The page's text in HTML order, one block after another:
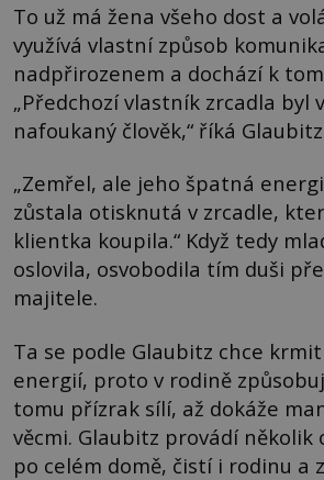
To už má žena všeho dost a
využívá vlastní způsob
nadpřirozenem a dochází k
„Předchozí vlastník zrcadla byl
nafoukaný člověk,“ říká
„Zemřel, ale jeho špatná
zůstala otisknutá v zrcadle,
klientka koupila.“ Když tedy
oslovila, osvobodila tím duši
majitele.
Ta se podle Glaubitz chce
energií, proto v rodině
tomu přízrak sílí, až dokáže
věcmi. Glaubitz provádí několik
po celém domě, čistí i rodinu a